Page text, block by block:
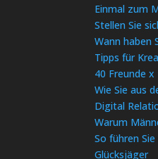
Einmal zum
Stellen Sie
Wann haben
Tipps für
40 Freunde
Wie Sie aus
Digital
Warum
So führen
Glücksjäger